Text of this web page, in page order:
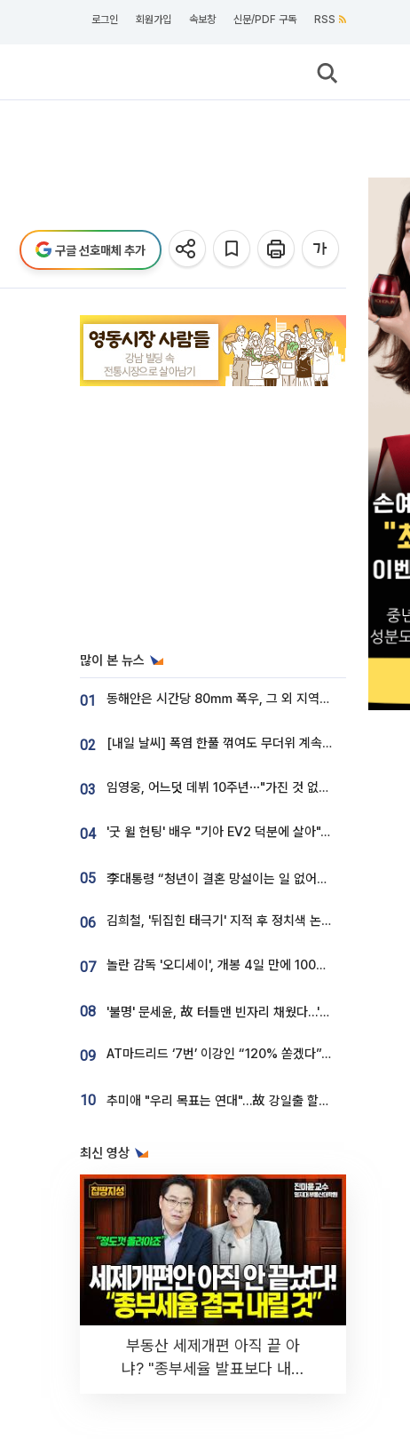
로그인 회원가입 속보창 신문/PDF 구독 RSS
구글 선호매체 추가
많이 본 뉴스
01 동해안은 시간당 80㎜ 폭우, 그 외 지역은 폭염…‘극과 극 날씨’
02 [내일 날씨] 폭염 한풀 꺾여도 무더위 계속⋯동해안 이틀 연속 비
03 임영웅, 어느덧 데뷔 10주년⋯"가진 것 없던 시절, 내 앞엔 20명의 팬뿐"
04 '굿 윌 헌팅' 배우 "기아 EV2 덕분에 살아"…교통사고 후 안전성 극찬
05 李대통령 “청년이 결혼 망설이는 일 없어야...제도상 불이익 조사”
06 김희철, '뒤집힌 태극기' 지적 후 정치색 논란…"좌우 떠나 우리나라 국기"
07 놀란 감독 '오디세이', 개봉 4일 만에 100만 돌파⋯'왕사남' 보다 빠르다
08 '불명' 문세윤, 故 터틀맨 빈자리 채웠다…'거북이' 눈물의 최종 우승
09 AT마드리드 ‘7번’ 이강인 “120% 쏟겠다”⋯시메오네 감독 “필요한 선수”
10 추미애 "우리 목표는 연대"…故 강일출 할머니 흉상 제막
최신 영상
부동산 세제개편 아직 끝 아
냐? "종부세율 발표보다 내릴